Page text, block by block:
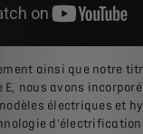
ainsi que notre
E, nous avons
électriques et
d'électrification